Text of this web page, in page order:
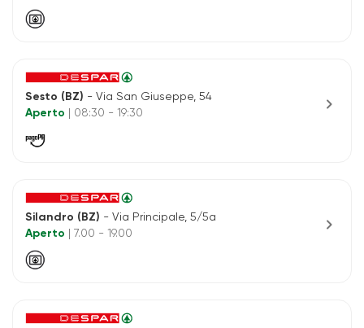
Sesto (BZ) - Via San Giuseppe, 54
Aperto
| 08:30 - 19:30 chevron_right
Silandro (BZ) - Via Principale, 5/5a
Aperto
| 7.00 - 19.00 chevron_right